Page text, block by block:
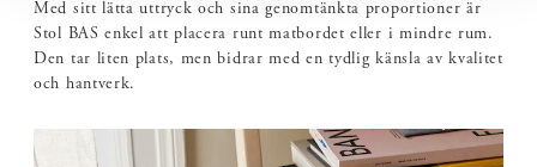
Med sitt lätta uttryck och sina genomtänkta proportioner är
Stol BAS enkel att placera runt matbordet eller i mindre rum.
Den tar liten plats, men bidrar med en tydlig känsla av kvalitet
och hantverk.